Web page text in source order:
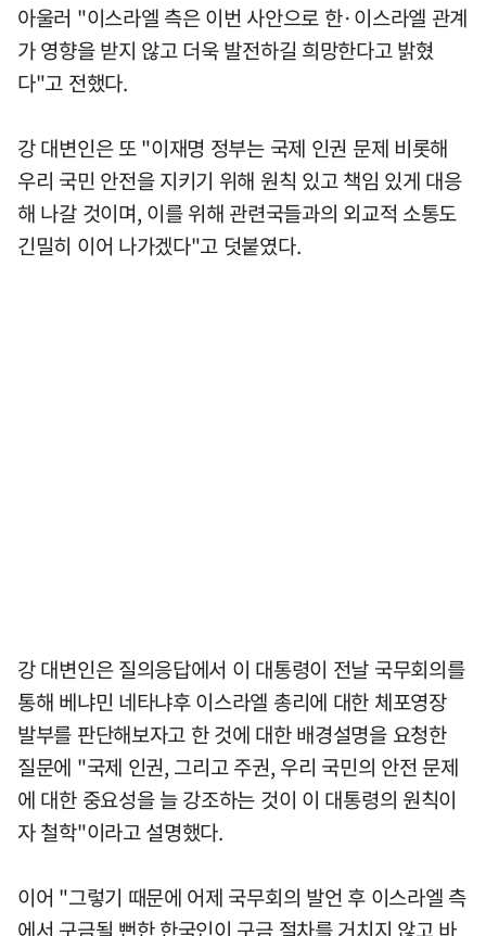
아울러 "이스라엘 측은 이번 사안으로 한·이스라엘 관계
가 영향을 받지 않고 더욱 발전하길 희망한다고 밝혔
다"고 전했다.
강 대변인은 또 "이재명 정부는 국제 인권 문제 비롯해
우리 국민 안전을 지키기 위해 원칙 있고 책임 있게 대응
해 나갈 것이며, 이를 위해 관련국들과의 외교적 소통도
긴밀히 이어 나가겠다"고 덧붙였다.
강 대변인은 질의응답에서 이 대통령이 전날 국무회의를
통해 베냐민 네타냐후 이스라엘 총리에 대한 체포영장
발부를 판단해보자고 한 것에 대한 배경설명을 요청한
질문에 "국제 인권, 그리고 주권, 우리 국민의 안전 문제
에 대한 중요성을 늘 강조하는 것이 이 대통령의 원칙이
자 철학"이라고 설명했다.
이어 "그렇기 때문에 어제 국무회의 발언 후 이스라엘 측
에서 구금될 뻔한 한국인이 구금 절차를 거치지 않고 바